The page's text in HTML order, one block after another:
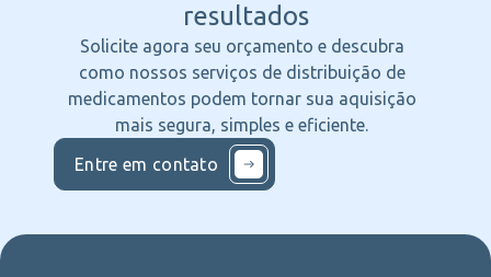
resultados
Solicite agora seu orçamento e descubra
como nossos serviços de distribuição de
medicamentos podem tornar sua aquisição
mais segura, simples e eficiente.
Entre em contato